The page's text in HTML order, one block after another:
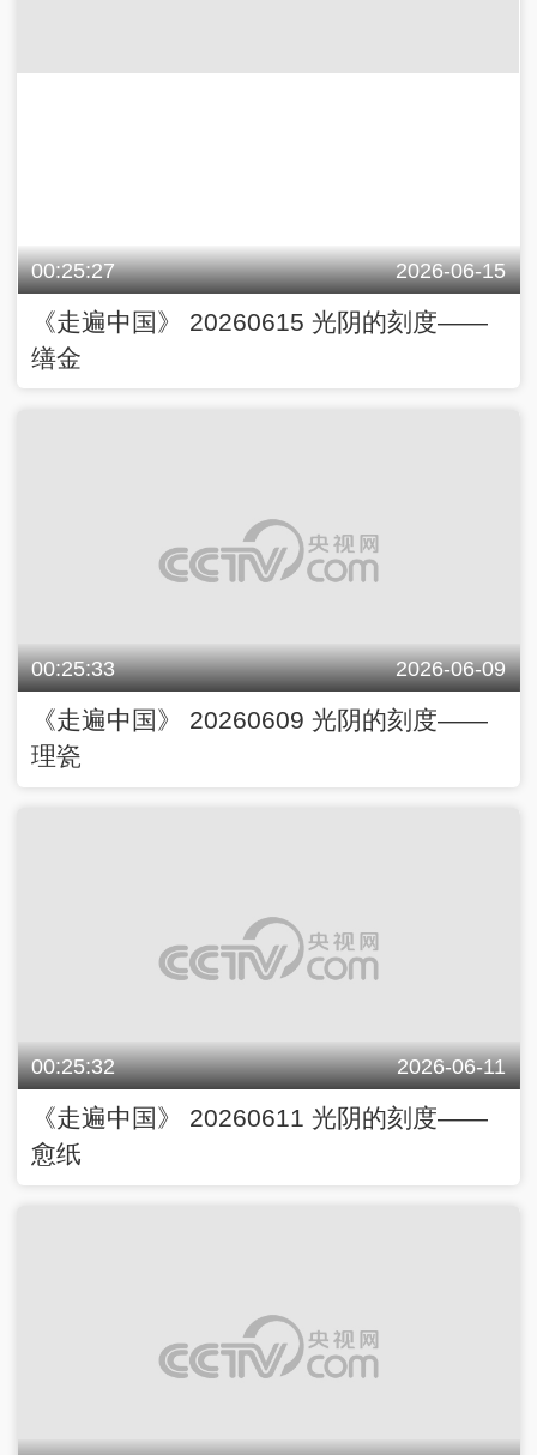
00:25:27 2026-06-15
《走遍中国》 20260615 光阴的刻度——
缮金
00:25:33 2026-06-09
《走遍中国》 20260609 光阴的刻度——
理瓷
00:25:32 2026-06-11
《走遍中国》 20260611 光阴的刻度——
愈纸